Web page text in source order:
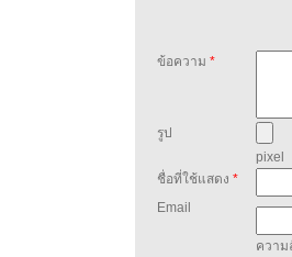
ข้อความ *
รูป
pixel
ชื่อที่ใช้แสดง *
Email
ความ